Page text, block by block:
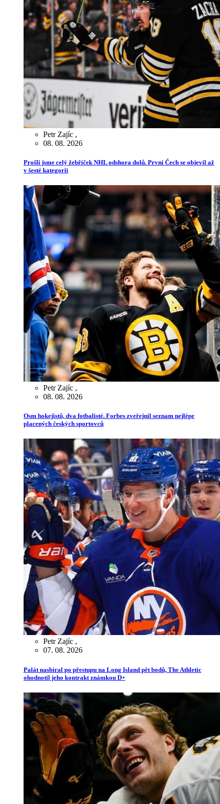
Petr Zajíc ,
08. 08. 2026
Prošli jsme celý žebříček NHL odshora dolů. První Čech se objevil až
v šesté kategorii
Petr Zajíc ,
08. 08. 2026
Osm hokejistů, dva fotbalisté. Forbes zveřejnil seznam nejlépe
placených českých sportovců
Petr Zajíc ,
07. 08. 2026
Palát nasbíral po přestupu na Long Island pět bodů, The Athletic
ohodnotil jeho kontrakt známkou D+